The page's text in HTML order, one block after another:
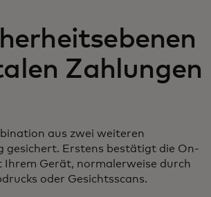
Zahlungen
aus zwei weiteren
gesichert. Erstens bestätigt die On-
Gerät, normalerweise durch
oder Gesichtsscans.